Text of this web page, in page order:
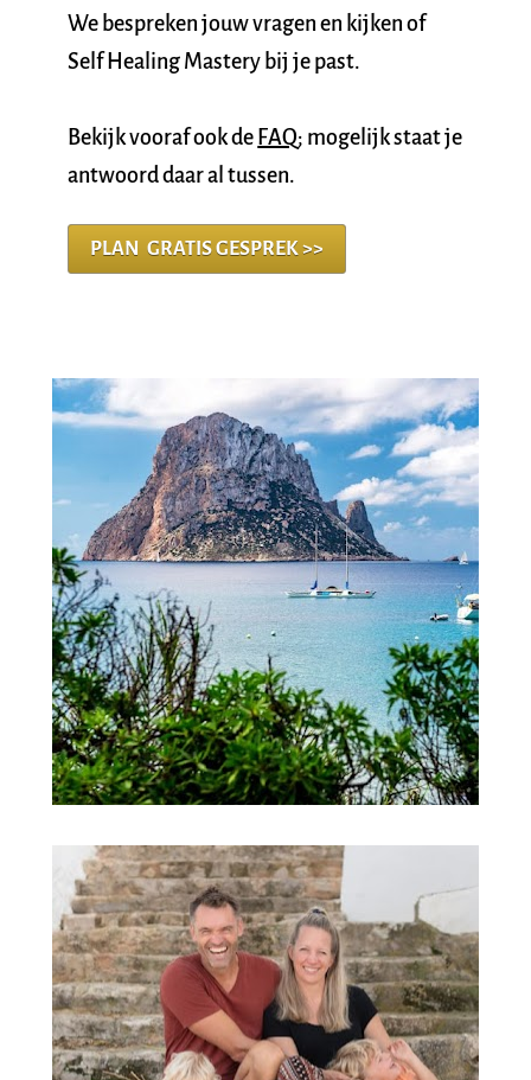
We bespreken jouw vragen en kijken of
Self Healing Mastery bij je past.
Bekijk vooraf ook de FAQ; mogelijk staat je
antwoord daar al tussen.
PLAN GRATIS GESPREK >>